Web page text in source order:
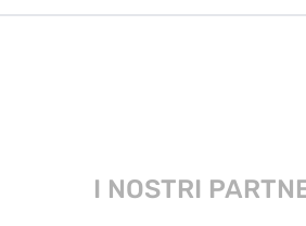
I NOSTRI